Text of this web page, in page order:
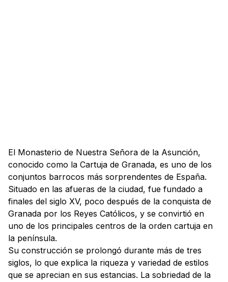
El Monasterio de Nuestra Señora de la Asunción,
conocido como la Cartuja de Granada, es uno de los
conjuntos barrocos más sorprendentes de España.
Situado en las afueras de la ciudad, fue fundado a
finales del siglo XV, poco después de la conquista de
Granada por los Reyes Católicos, y se convirtió en
uno de los principales centros de la orden cartuja en
la península.
Su construcción se prolongó durante más de tres
siglos, lo que explica la riqueza y variedad de estilos
que se aprecian en sus estancias. La sobriedad de la